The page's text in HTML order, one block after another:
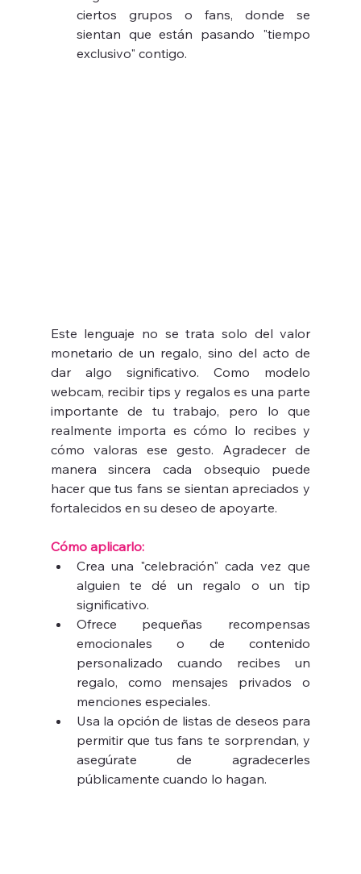
ciertos grupos o fans, donde se
sientan que están pasando "tiempo
exclusivo" contigo.
Este lenguaje no se trata solo del valor
monetario de un regalo, sino del acto de
dar algo significativo. Como modelo
webcam, recibir tips y regalos es una parte
importante de tu trabajo, pero lo que
realmente importa es cómo lo recibes y
cómo valoras ese gesto. Agradecer de
manera sincera cada obsequio puede
hacer que tus fans se sientan apreciados y
fortalecidos en su deseo de apoyarte.
Cómo aplicarlo:
Crea una "celebración" cada vez que
alguien te dé un regalo o un tip
significativo.
Ofrece pequeñas recompensas
emocionales o de contenido
personalizado cuando recibes un
regalo, como mensajes privados o
menciones especiales.
Usa la opción de listas de deseos para
permitir que tus fans te sorprendan, y
asegúrate de agradecerles
públicamente cuando lo hagan.